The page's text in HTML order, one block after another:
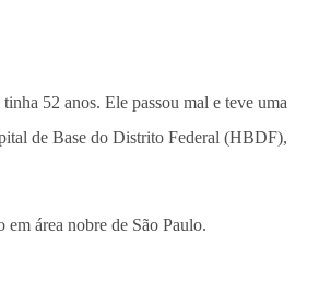
52 anos. Ele passou mal e teve uma
de Base do Distrito Federal (HBDF),
área nobre de São Paulo.